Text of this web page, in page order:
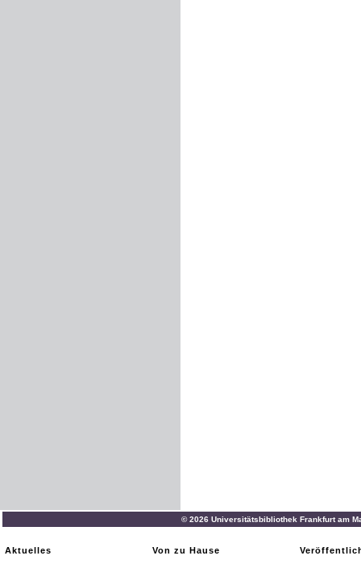
© 2026 Universitätsbibliothek Frankfurt am
Aktuelles
Von zu Hause